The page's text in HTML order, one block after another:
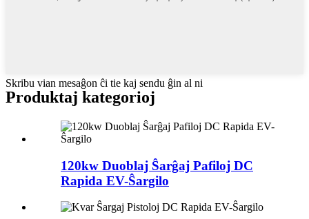
Skribu vian mesaĝon ĉi tie kaj sendu ĝin al ni
Produktaj kategorioj
120kw Duoblaj Ŝarĝaj Pafiloj DC
Rapida EV-Ŝargilo